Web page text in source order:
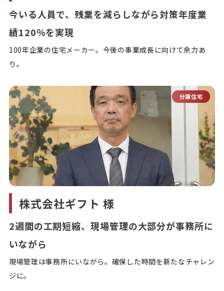
今いる人員で、残業を減らしながら対策年度業
績120％を実現
100年企業の住宅メーカー。今後の事業成長に向けて余力あ
り。
分譲住宅
株式会社ギフト 様
2週間の工期短縮、現場管理の大部分が事務所に
いながら
現場管理は事務所にいながら。確保した時間を新たなチャレン
ジに。